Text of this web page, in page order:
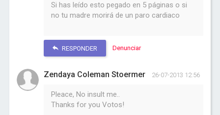
Si has leído esto pegado en 5 páginas o si
no tu madre morirá de un paro cardiaco
RESPONDER Denunciar
Zendaya Coleman Stoermer 26-07-2013 12:56
Pleace, No insult me..
Thanks for you Votos!